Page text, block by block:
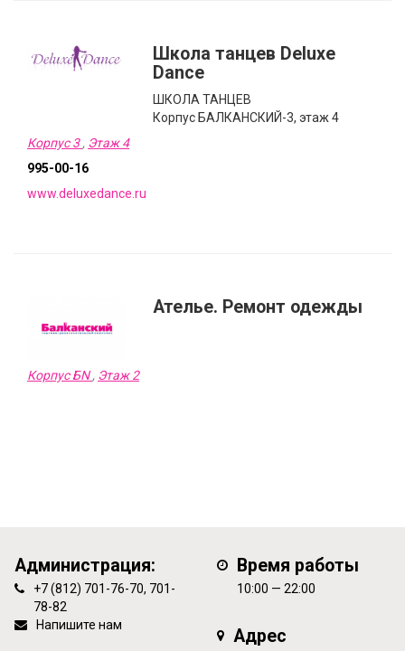
Школа танцев Deluxe
Dance
ШКОЛА ТАНЦЕВ
Корпус БАЛКАНСКИЙ-3, этаж 4
Корпус 3, Этаж 4
995-00-16
www.deluxedance.ru
Ателье. Ремонт одежды
Корпус БN, Этаж 2
Администрация:
+7 (812) 701-76-70, 701-
78-82
Напишите нам
Время работы
10:00 — 22:00
Адрес